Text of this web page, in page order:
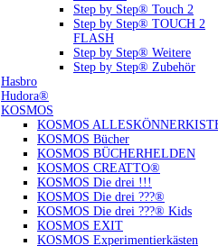
Step by Step® Touch 2
Step by Step® TOUCH 2
FLASH
Step by Step® Weitere
Step by Step® Zubehör
Hasbro
Hudora®
KOSMOS
KOSMOS
KOSMOS Bücher
KOSMOS BÜCHERHELDEN
KOSMOS CREATTO®
KOSMOS Die drei !!!
KOSMOS Die drei ???®
KOSMOS Die drei ???® Kids
KOSMOS EXIT
KOSMOS Experimentierkästen